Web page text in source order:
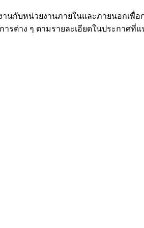
นกับหน่วยงานภายในและภายนอกเพื่อ
ต่าง ๆ ตามรายละเอียดในประกาศที่แ